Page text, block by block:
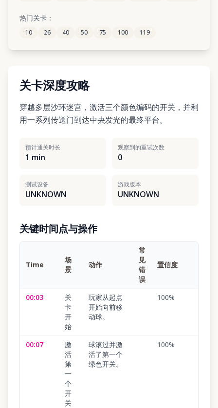
188
193 194 195 196
热门关卡：
10 26 40 50 75 100 119
关卡深度攻略
穿越多层沙环迷宫，激活三个颜色编码的开关，并利
用一系列传送门到达中央发光的最终平台。
预计通关时长
1 min
观察到的重试次数
0
测试设备
UNKNOWN
游戏版本
UNKNOWN
关键时间点与操作
Time
场
景
动作
常
见
错
误
置信度
00:03
关
卡
开
始
玩家从起点
开始向前移
动球。
100%
00:07
激
活
第
一
个
开
关
球滚过并激
活了第一个
绿色开关。
100%